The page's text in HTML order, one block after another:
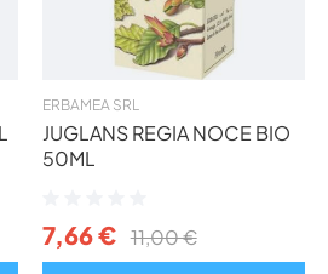
ERBAMEA SRL
JUGLANS REGIA NOCE BIO
50ML
7,66 € 11,00 €